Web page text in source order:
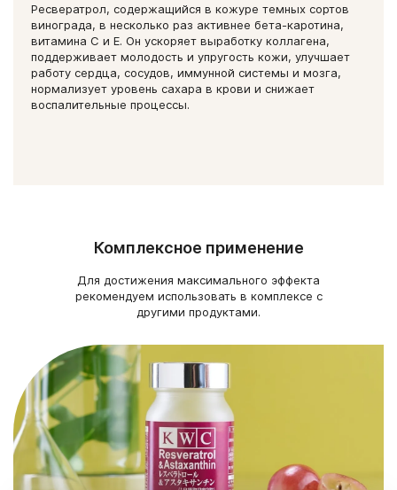
Ресвератрол, содержащийся в кожуре темных сортов
винограда, в несколько раз активнее бета-каротина,
витамина С и Е. Он ускоряет выработку коллагена,
поддерживает молодость и упругость кожи, улучшает
работу сердца, сосудов, иммунной системы и мозга,
нормализует уровень сахара в крови и снижает
воспалительные процессы.
Комплексное применение
Для достижения максимального эффекта
рекомендуем использовать в комплексе с
другими продуктами.